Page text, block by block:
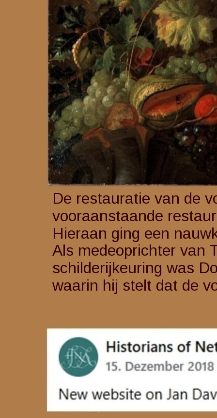
De restauratie van de
vooraanstaande
Hieraan ging een
Als medeoprichter van
schilderijkeuring was
waarin hij stelt dat de